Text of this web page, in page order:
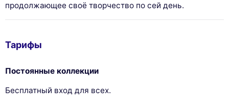
продолжающее своё творчество по сей день.
Тарифы
Постоянные коллекции
Бесплатный вход для всех.